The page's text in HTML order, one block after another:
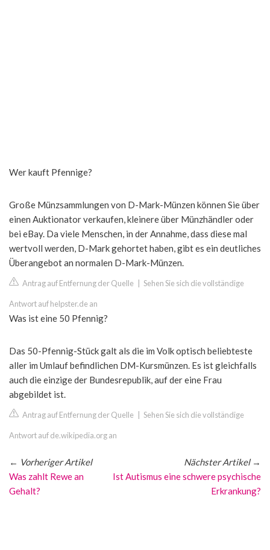
Wer kauft Pfennige?
Große Münzsammlungen von D-Mark-Münzen können Sie über
einen Auktionator verkaufen, kleinere über Münzhändler oder
bei eBay. Da viele Menschen, in der Annahme, dass diese mal
wertvoll werden, D-Mark gehortet haben, gibt es ein deutliches
Überangebot an normalen D-Mark-Münzen.
Antrag auf Entfernung der Quelle Sehen Sie sich die vollständige
Antwort auf helpster.de an
Was ist eine 50 Pfennig?
Das 50-Pfennig-Stück galt als die im Volk optisch beliebteste
aller im Umlauf befindlichen DM-Kursmünzen. Es ist gleichfalls
auch die einzige der Bundesrepublik, auf der eine Frau
abgebildet ist.
Antrag auf Entfernung der Quelle Sehen Sie sich die vollständige
Antwort auf de.wikipedia.org an
← Vorheriger Artikel
Was zahlt Rewe an
Gehalt?
Nächster Artikel→
Ist Autismus eine schwere psychische
Erkrankung?